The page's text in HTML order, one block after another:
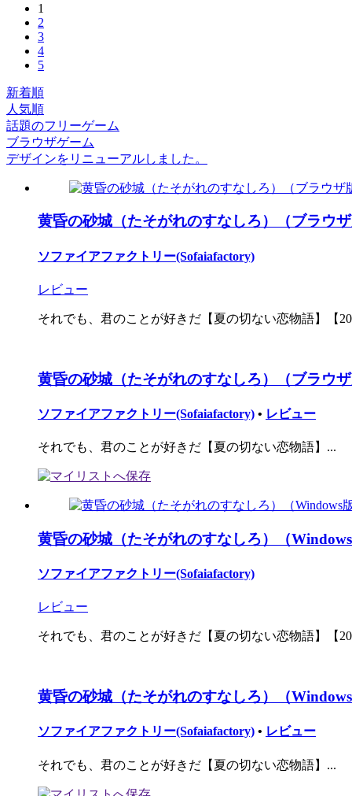
1
2
3
4
5
新着順
人気順
話題のフリーゲーム
ブラウザゲーム
デザインをリニューアルしました。
黄昏の砂城（たそがれのすなしろ）（ブラウザ
ソファイアファクトリー(Sofaiafactory)
レビュー
それでも、君のことが好きだ【夏の切ない恋物語】【
黄昏の砂城（たそがれのすなしろ）（ブラウザ
ソファイアファクトリー(Sofaiafactory) • レビュー
それでも、君のことが好きだ【夏の切ない恋物語】...
黄昏の砂城（たそがれのすなしろ）（Windows
ソファイアファクトリー(Sofaiafactory)
レビュー
それでも、君のことが好きだ【夏の切ない恋物語】【
黄昏の砂城（たそがれのすなしろ）（Windows
ソファイアファクトリー(Sofaiafactory) • レビュー
それでも、君のことが好きだ【夏の切ない恋物語】...